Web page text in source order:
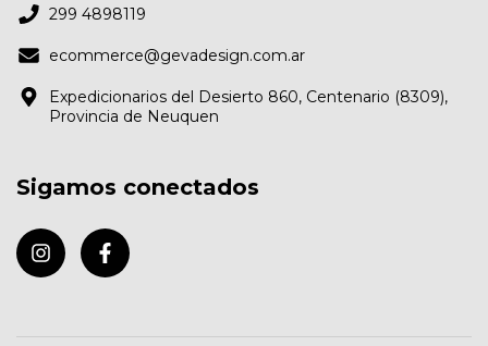
299 4898119
ecommerce@gevadesign.com.ar
Expedicionarios del Desierto 860, Centenario (8309),
Provincia de Neuquen
Sigamos conectados